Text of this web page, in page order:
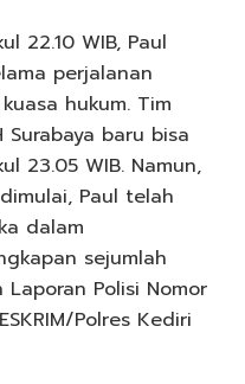
22.10 WIB, Paul
perjalanan
hukum. Tim
Surabaya baru bisa
23.05 WIB. Namun,
Paul telah
dalam
sejumlah
Polisi Nomor
Polres Kediri